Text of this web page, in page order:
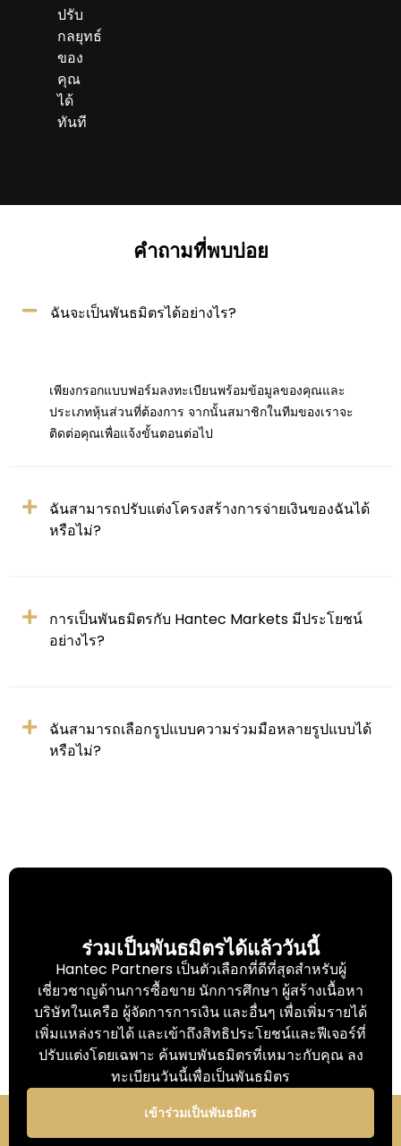
ปรับ
กลยุทธ์
ของ
คุณ
ได้
ทันที
คำถามที่พบบ่อย
ฉันจะเป็นพันธมิตรได้อย่างไร?
เพียงกรอกแบบฟอร์มลงทะเบียนพร้อมข้อมูลของคุณและ
ประเภทหุ้นส่วนที่ต้องการ จากนั้นสมาชิกในทีมของเราจะ
ติดต่อคุณเพื่อแจ้งขั้นตอนต่อไป
ฉันสามารถปรับแต่งโครงสร้างการจ่ายเงินของฉันได้
หรือไม่?
การเป็นพันธมิตรกับ Hantec Markets มีประโยชน์
อย่างไร?
ฉันสามารถเลือกรูปแบบความร่วมมือหลายรูปแบบได้
หรือไม่?
ร่วมเป็นพันธมิตรได้แล้ววันนี้
Hantec Partners เป็นตัวเลือกที่ดีที่สุดสำหรับผู้
เชี่ยวชาญด้านการซื้อขาย นักการศึกษา ผู้สร้างเนื้อหา
บริษัทในเครือ ผู้จัดการการเงิน และอื่นๆ เพื่อเพิ่มรายได้
เพิ่มแหล่งรายได้ และเข้าถึงสิทธิประโยชน์และฟีเจอร์ที่
ปรับแต่งโดยเฉพาะ​ ค้นพบพันธมิตรที่เหมาะกับคุณ ลง
ทะเบียนวันนี้เพื่อเป็นพันธมิตร
เข้าร่วมเป็นพันธมิตร